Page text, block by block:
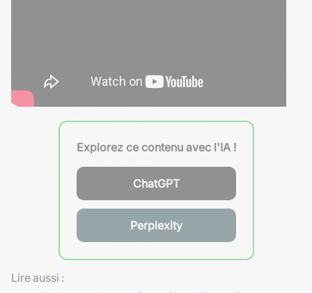
Explorez ce contenu avec l'IA !
ChatGPT
Perplexity
Lire aussi :